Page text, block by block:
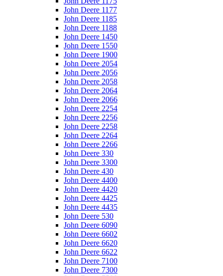
John Deere 1177
John Deere 1185
John Deere 1188
John Deere 1450
John Deere 1550
John Deere 1900
John Deere 2054
John Deere 2056
John Deere 2058
John Deere 2064
John Deere 2066
John Deere 2254
John Deere 2256
John Deere 2258
John Deere 2264
John Deere 2266
John Deere 330
John Deere 3300
John Deere 430
John Deere 4400
John Deere 4420
John Deere 4425
John Deere 4435
John Deere 530
John Deere 6090
John Deere 6602
John Deere 6620
John Deere 6622
John Deere 7100
John Deere 7300